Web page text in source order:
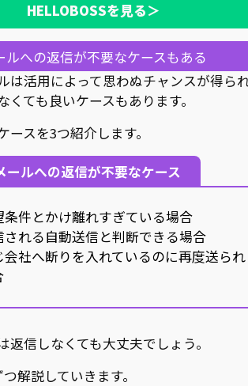
HELLOBOSSを見る＞
ルへの返信が不要なケースもある
は活用によって思わぬチャンスが得ら
くても良いケースもあります。
ースを3つ紹介します。
ールへの返信が不要なケース
条件とかけ離れすぎている場合
される自動送信と判断できる場合
会社へ断りを入れているのに再度送られ
返信しなくても大丈夫でしょう。
解説していきます。